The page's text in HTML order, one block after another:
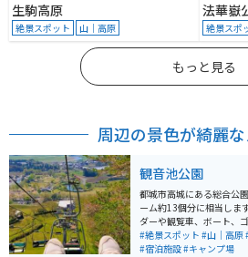
生駒高原
絶景スポット 山｜高原
法華嶽
絶景スポ
もっと見る
周辺の景色が綺麗
観音池公園
都城市高城にある総合公
ーム約13個分に相当しま
ダーや観覧車、ボート、
キー場、キャンプ場など
ており、子どもから大人
#絶景スポット #山｜高原
#宿泊施設#キャンプ場